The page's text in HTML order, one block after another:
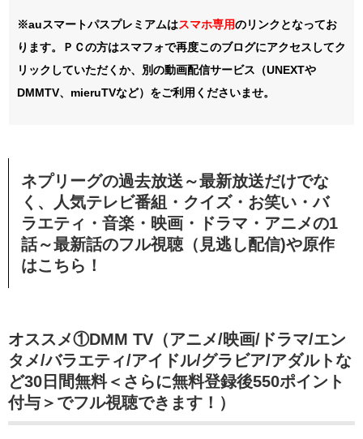
※auスマートパスプレミアムはスマホ専用のリンクとなってお
ります。ＰＣの方はスマフォで再度このブログにアクセスしてク
リックしていただくか、別の動画配信サービス（UNEXTや
DMMTV、mieruTVなど）をご利用くださいませ。
ネプリーグの過去放送～最新放送だけでな
く、人気テレビ番組・クイズ・お笑い・バ
ラエティ・音楽・映画・ドラマ・アニメの1
話～最新話のフル視聴（見逃し配信)や原作
はこちら！
オススメ①DMM TV（アニメ/映画/ドラマ/エン
タメ/バラエティ/アイドル/グラビア/アダルトな
ど30日間無料＜さらに無料登録後550ポイント
付与＞でフル視聴できます！）